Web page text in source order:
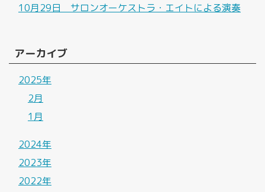
10月29日 サロンオーケストラ・エイトによる演奏
アーカイブ
2025年
2月
1月
2024年
2023年
2022年